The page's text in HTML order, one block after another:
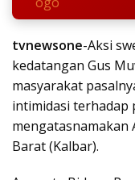
tvnewsone-Aksi
kedatangan Gus
masyarakat
intimidasi
mengatasnamakan
Barat (Kalbar).